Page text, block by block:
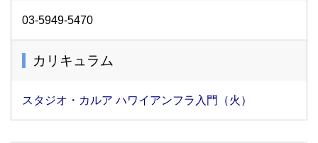
03-5949-5470
カリキュラム
スタジオ・カルア ハワイアンフラ入門（火）